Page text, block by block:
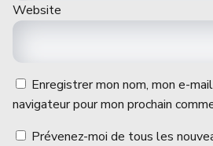
Website
Enregistrer mon nom, mon e-
navigateur pour mon prochain
Prévenez-moi de tous les